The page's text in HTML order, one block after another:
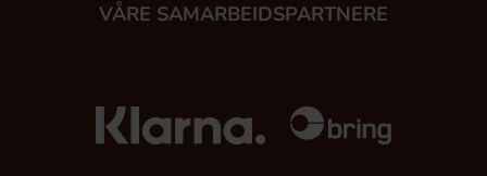
VÅRE SAMARBEIDSPARTNERE